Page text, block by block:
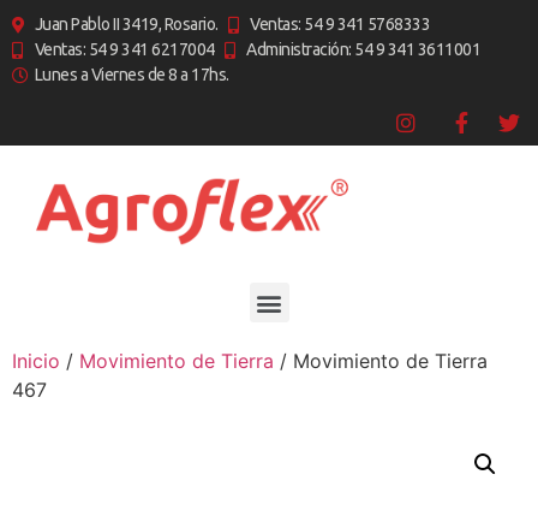
Juan Pablo II 3419, Rosario.
Ventas: 54 9 341 5768333
Ventas: 54 9 341 6217004
Administración: 54 9 341 3611001
Lunes a Viernes de 8 a 17hs.
Inicio / Movimiento de Tierra / Movimiento de Tierra
467